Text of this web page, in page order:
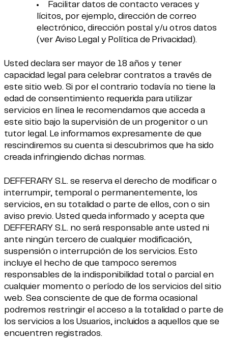
Facilitar datos de contacto veraces y
lícitos, por ejemplo, dirección de correo
electrónico, dirección postal y/u otros datos
(ver Aviso Legal y Política de Privacidad).
Usted declara ser mayor de 18 años y tener
capacidad legal para celebrar contratos a través de
este sitio web. Si por el contrario todavía no tiene la
edad de consentimiento requerida para utilizar
servicios en línea le recomendamos que acceda a
este sitio bajo la supervisión de un progenitor o un
tutor legal. Le informamos expresamente de que
rescindiremos su cuenta si descubrimos que ha sido
creada infringiendo dichas normas.
DEFFERARY S.L. se reserva el derecho de modificar o
interrumpir, temporal o permanentemente, los
servicios, en su totalidad o parte de ellos, con o sin
aviso previo. Usted queda informado y acepta que
DEFFERARY S.L. no será responsable ante usted ni
ante ningún tercero de cualquier modificación,
suspensión o interrupción de los servicios. Esto
incluye el hecho de que tampoco seremos
responsables de la indisponibilidad total o parcial en
cualquier momento o período de los servicios del sitio
web. Sea consciente de que de forma ocasional
podremos restringir el acceso a la totalidad o parte de
los servicios a los Usuarios, incluidos a aquellos que se
encuentren registrados.